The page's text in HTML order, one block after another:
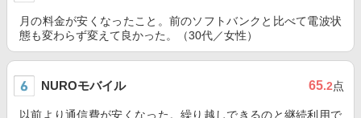
月の料金が安くなったこと。前のソフトバンクと比べて電波状
態も変わらず変えて良かった。（30代／女性）
NUROモバイル 65.2点
以前より通信費が安くなった。繰り越しできるのと継続利用で